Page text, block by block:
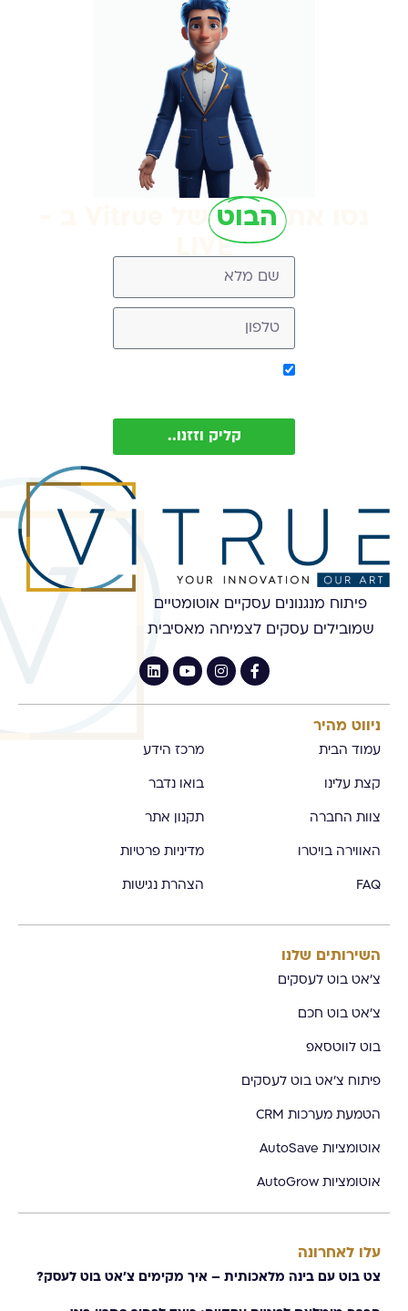
נסו את הבוט
LIVE
קליק וזזנו..
פיתוח מנגנונים עסקיים אוטומטיים
שמובילים עסקים לצמיחה מאסיבית
ניווט מהיר
עמוד הבית
קצת עלינו
צוות החברה
האווירה בויטרו
FAQ
מרכז הידע
בואו נדבר
תקנון אתר
מדיניות פרטיות
הצהרת נגישות
השירותים שלנו
צ'אט בוט לעסקים
צ'אט בוט חכם
בוט לווטסאפ
פיתוח צ'אט בוט לעסקים
הטמעת מערכות CRM
אוטומציות AutoSave
אוטומציות AutoGrow
עלו לאחרונה
צט בוט עם בינה מלאכותית – איך מקימים צ׳אט בוט לעסק?